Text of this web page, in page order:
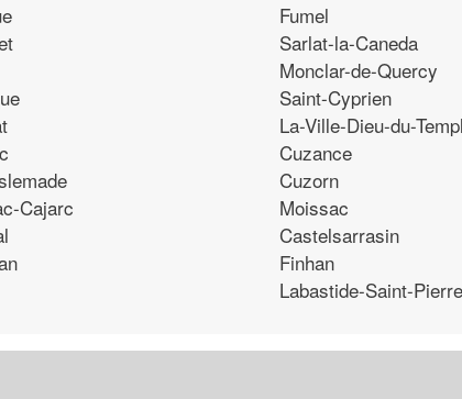
Cajarc
Fumel
Sarlat-la-Caneda
Monclar-de-Quercy
Saint-Cyprien
La-Ville-Dieu-du-
Cuzance
Cuzorn
Moissac
Castelsarrasin
Finhan
Labastide-Saint-Pierre